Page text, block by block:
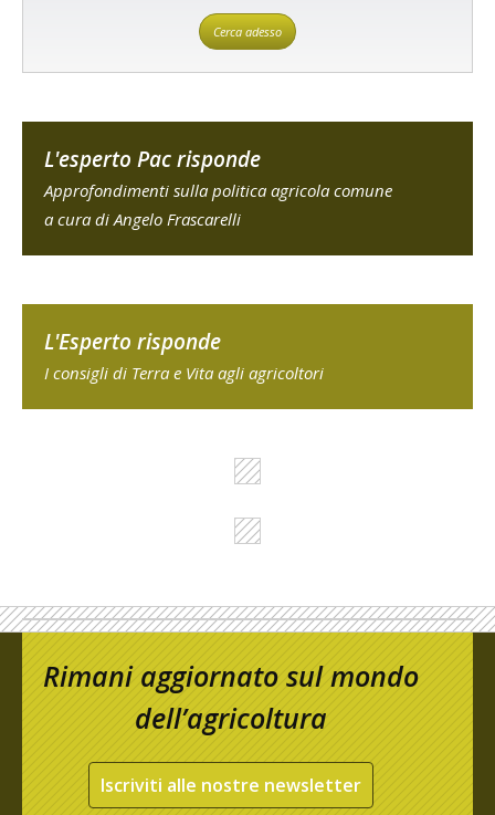
Cerca adesso
L'esperto Pac risponde
Approfondimenti sulla politica agricola comune
a cura di Angelo Frascarelli
L'Esperto risponde
I consigli di Terra e Vita agli agricoltori
Rimani aggiornato sul mondo
dell’agricoltura
Iscriviti alle nostre newsletter